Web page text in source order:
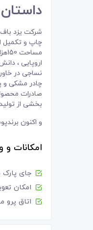
نساجی در
چادر مشکی و
صادرات
بخشی از
و اکنون
امکانات و
جای پارک
امکان
اتاق پرو